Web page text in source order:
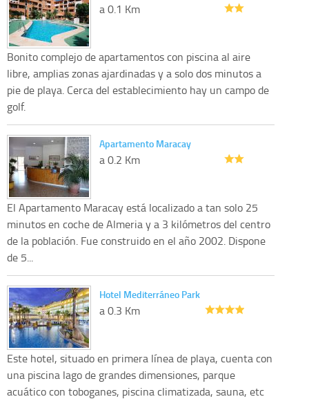
a 0.1 Km
Bonito complejo de apartamentos con piscina al aire
libre, amplias zonas ajardinadas y a solo dos minutos a
pie de playa. Cerca del establecimiento hay un campo de
golf.
Apartamento Maracay
a 0.2 Km
El Apartamento Maracay está localizado a tan solo 25
minutos en coche de Almeria y a 3 kilómetros del centro
de la población. Fue construido en el año 2002. Dispone
de 5...
Hotel Mediterráneo Park
a 0.3 Km
Este hotel, situado en primera línea de playa, cuenta con
una piscina lago de grandes dimensiones, parque
acuático con toboganes, piscina climatizada, sauna, etc